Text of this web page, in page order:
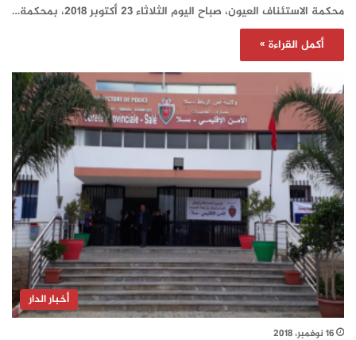
محكمة الاستئناف العيون، صباح اليوم الثلاثاء 23 أكتوبر 2018، بمحكمة…
أكمل القراءة »
أخبار الدار
16 نوفمبر، 2018